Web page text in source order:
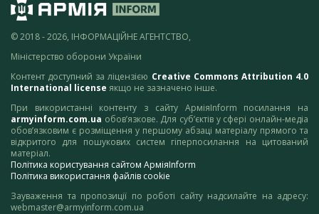
© 2018 - 2026, ІНФОРМАЦІЙНЕ АГЕНТСТВО,
Міністерство оборони України
Контент доступний за ліцензією Creative Commons Attribution 4.0
International license якщо не зазначено інше.
При використанні контенту з сайту АрміяInform посилання на
armyinform.com.ua обов’язкове. Для суб’єктів у сфері онлайн-медіа
обов’язковим є розміщення у першому абзаці матеріалу прямого та
відкритого для пошукових систем гіперпосилання на цитований
матеріал.
Політика користування сайтом АрміяInform
Політика використання файлів cookie
Зауваження та пропозиції по роботі сайту надсилайте на адресу:
webmaster@armyinform.com.ua